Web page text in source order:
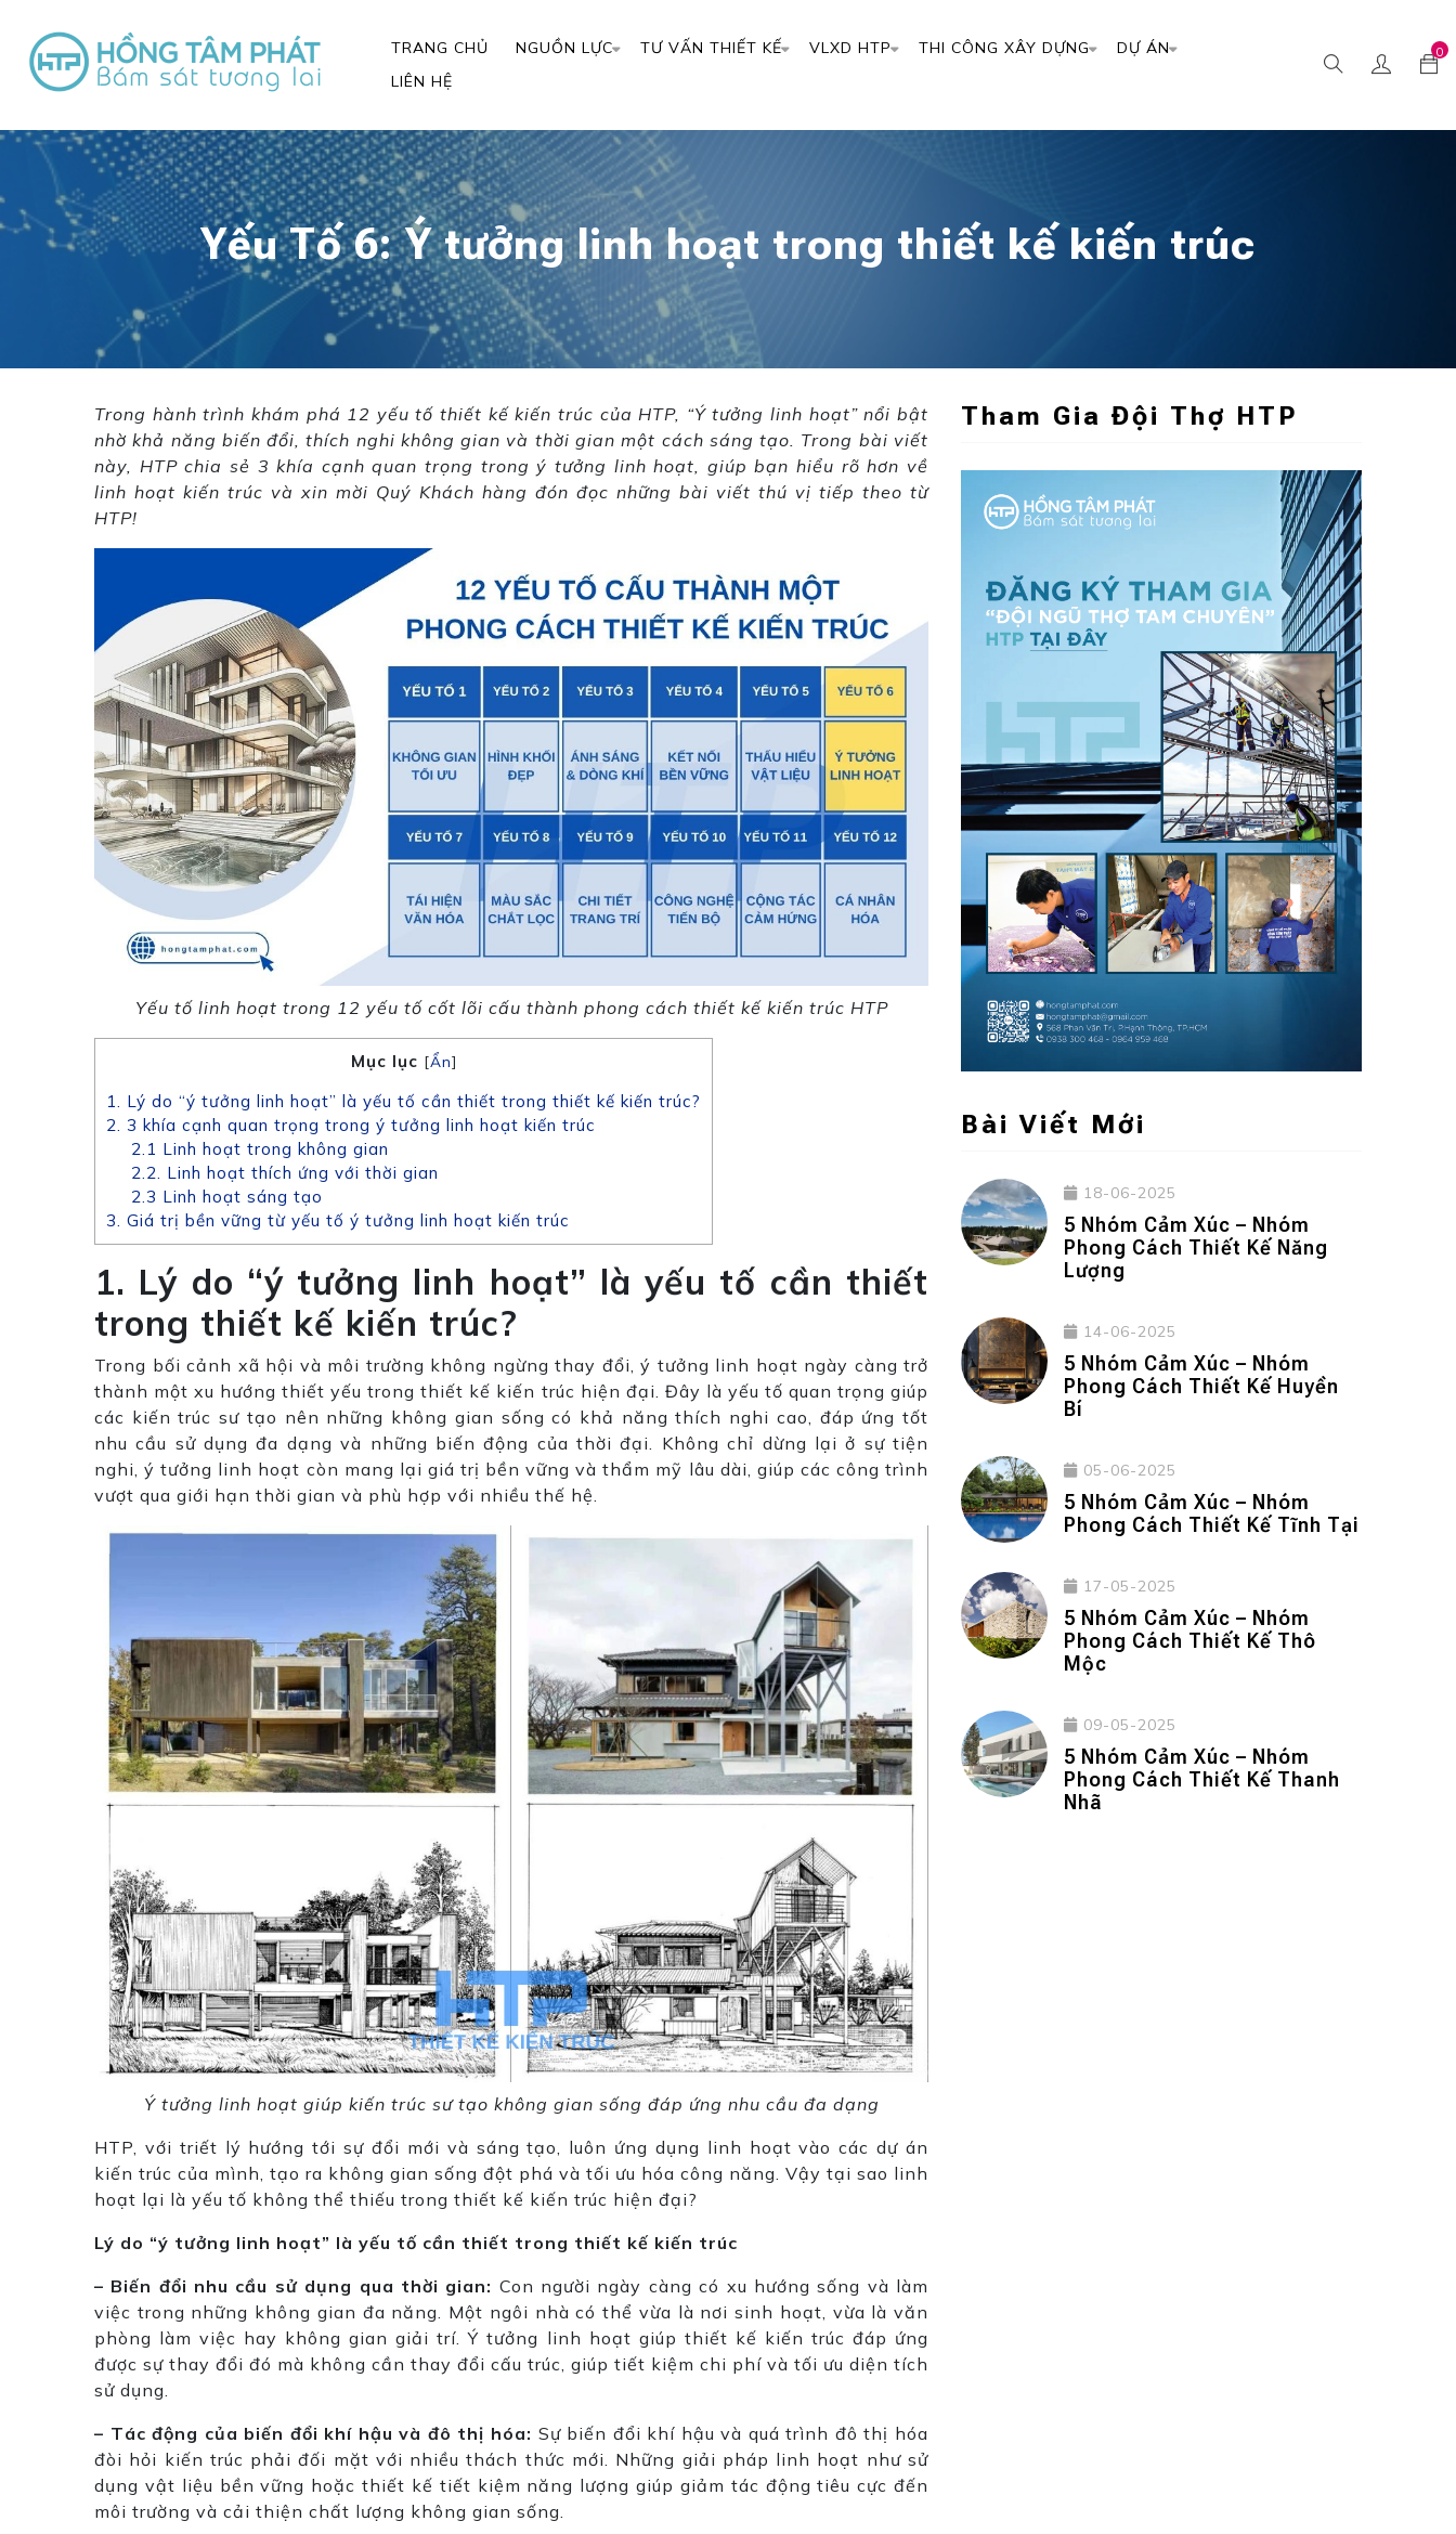
TRANG CHỦ NGUỒN LỰC TƯ VẤN THIẾT KẾ VLXD HTP THI CÔNG XÂY DỰNG
DỰ ÁN
LIÊN HỆ
0
Yếu Tố 6: Ý tưởng linh hoạt trong thiết kế kiến trúc
Trong hành trình khám phá 12 yếu tố thiết kế kiến trúc của HTP, “Ý tưởng linh hoạt” nổi bật
nhờ khả năng biến đổi, thích nghi không gian và thời gian một cách sáng tạo. Trong bài viết
này, HTP chia sẻ 3 khía cạnh quan trọng trong ý tưởng linh hoạt, giúp bạn hiểu rõ hơn về
linh hoạt kiến trúc và xin mời Quý Khách hàng đón đọc những bài viết thú vị tiếp theo từ
HTP!
Yếu tố linh hoạt trong 12 yếu tố cốt lõi cấu thành phong cách thiết kế kiến trúc HTP
Mục lục [Ẩn]
1. Lý do “ý tưởng linh hoạt” là yếu tố cần thiết trong thiết kế kiến trúc?
2. 3 khía cạnh quan trọng trong ý tưởng linh hoạt kiến trúc
2.1 Linh hoạt trong không gian
2.2. Linh hoạt thích ứng với thời gian
2.3 Linh hoạt sáng tạo
3. Giá trị bền vững từ yếu tố ý tưởng linh hoạt kiến trúc
1. Lý do “ý tưởng linh hoạt” là yếu tố cần thiết
trong thiết kế kiến trúc?
Trong bối cảnh xã hội và môi trường không ngừng thay đổi, ý tưởng linh hoạt ngày càng trở
thành một xu hướng thiết yếu trong thiết kế kiến trúc hiện đại. Đây là yếu tố quan trọng giúp
các kiến trúc sư tạo nên những không gian sống có khả năng thích nghi cao, đáp ứng tốt
nhu cầu sử dụng đa dạng và những biến động của thời đại. Không chỉ dừng lại ở sự tiện
nghi, ý tưởng linh hoạt còn mang lại giá trị bền vững và thẩm mỹ lâu dài, giúp các công trình
vượt qua giới hạn thời gian và phù hợp với nhiều thế hệ.
Ý tưởng linh hoạt giúp kiến trúc sư tạo không gian sống đáp ứng nhu cầu đa dạng
HTP, với triết lý hướng tới sự đổi mới và sáng tạo, luôn ứng dụng linh hoạt vào các dự án
kiến trúc của mình, tạo ra không gian sống đột phá và tối ưu hóa công năng. Vậy tại sao linh
hoạt lại là yếu tố không thể thiếu trong thiết kế kiến trúc hiện đại?
Lý do “ý tưởng linh hoạt” là yếu tố cần thiết trong thiết kế kiến trúc
– Biến đổi nhu cầu sử dụng qua thời gian: Con người ngày càng có xu hướng sống và làm
việc trong những không gian đa năng. Một ngôi nhà có thể vừa là nơi sinh hoạt, vừa là văn
phòng làm việc hay không gian giải trí. Ý tưởng linh hoạt giúp thiết kế kiến trúc đáp ứng
được sự thay đổi đó mà không cần thay đổi cấu trúc, giúp tiết kiệm chi phí và tối ưu diện tích
sử dụng.
– Tác động của biến đổi khí hậu và đô thị hóa: Sự biến đổi khí hậu và quá trình đô thị hóa
đòi hỏi kiến trúc phải đối mặt với nhiều thách thức mới. Những giải pháp linh hoạt như sử
dụng vật liệu bền vững hoặc thiết kế tiết kiệm năng lượng giúp giảm tác động tiêu cực đến
môi trường và cải thiện chất lượng không gian sống.
Tham Gia Đội Thợ HTP
Bài Viết Mới
18-06-2025
5 Nhóm Cảm Xúc – Nhóm
Phong Cách Thiết Kế Năng
Lượng
14-06-2025
5 Nhóm Cảm Xúc – Nhóm
Phong Cách Thiết Kế Huyền
Bí
05-06-2025
5 Nhóm Cảm Xúc – Nhóm
Phong Cách Thiết Kế Tĩnh Tại
17-05-2025
5 Nhóm Cảm Xúc – Nhóm
Phong Cách Thiết Kế Thô
Mộc
09-05-2025
5 Nhóm Cảm Xúc – Nhóm
Phong Cách Thiết Kế Thanh
Nhã